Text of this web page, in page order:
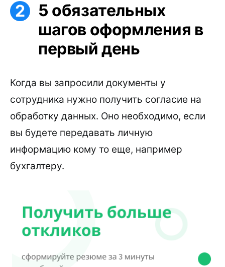
5 обязательных
шагов оформления в
первый день
Когда вы запросили документы у
сотрудника нужно получить согласие на
обработку данных. Оно необходимо, если
вы будете передавать личную
информацию кому то еще, например
бухгалтеру.